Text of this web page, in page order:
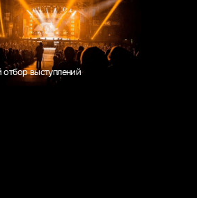
выступлений
отбор выступлений
купить выступление,
продукты. Каждый
многоуровневую
зри тели получают самый